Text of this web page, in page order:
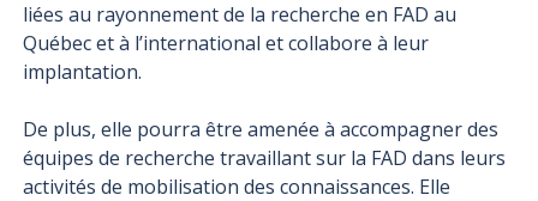
liées au rayonnement de la recherche en FAD au
Québec et à l’international et collabore à leur
implantation.
De plus, elle pourra être amenée à accompagner des
équipes de recherche travaillant sur la FAD dans leurs
activités de mobilisation des connaissances. Elle